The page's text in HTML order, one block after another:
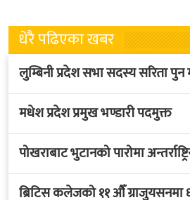
धेरै पढिएका खबर
लुम्बिनी प्रदेश सभा सदस्य सरिता
मधेश प्रदेश प्रमुख भण्डारी पदमुक्त
पोखराबाट भुटानको पारोमा
ब्रिटिस कलेजको ११ औँ ग्राजुयसनमा